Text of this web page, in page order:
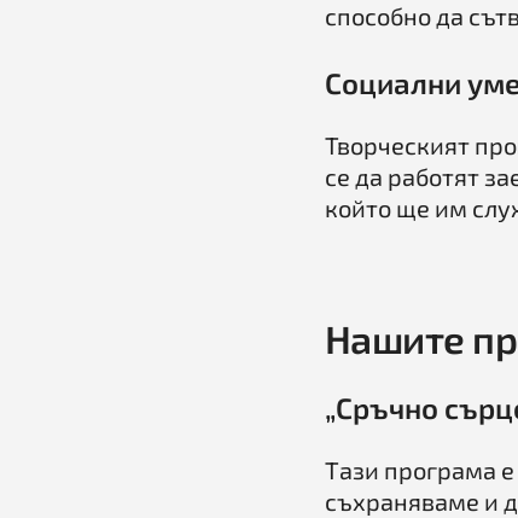
способно да
Социални
Творческият
се да работят
който ще им
Нашите
„Сръчно
Тази програма е
съхраняваме и